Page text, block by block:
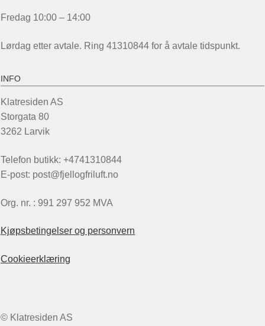
Fredag 10:00 – 14:00
Lørdag etter avtale. Ring 41310844 for å avtale tidspunkt.
INFO
Klatresiden AS
Storgata 80
3262 Larvik
Telefon butikk: +4741310844
E-post: post@fjellogfriluft.no
Org. nr. : 991 297 952 MVA
Kjøpsbetingelser og personvern
Cookieerklæring
© Klatresiden AS